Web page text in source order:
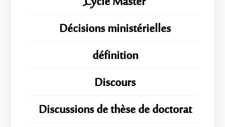
Décisions ministérielles
définition
Discours
Discussions de thèse de doctorat